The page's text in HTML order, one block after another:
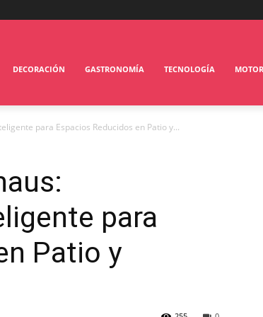
DECORACIÓN GASTRONOMÍA TECNOLOGÍA MOTOR
para Espacios Reducidos en Patio y...
para
Patio y